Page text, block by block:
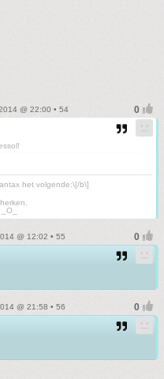
@ 22:00 • 54
het volgende:\[/b\]
@ 12:02 • 55
@ 21:58 • 56